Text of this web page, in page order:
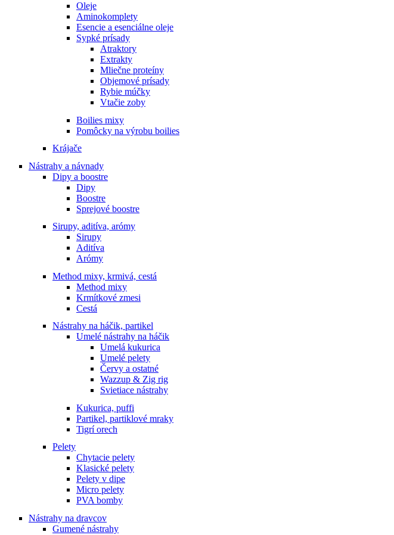
Oleje
Aminokomplety
Esencie a esenciálne oleje
Sypké prísady
Atraktory
Extrakty
Mliečne proteíny
Objemové prísady
Rybie múčky
Vtačie zoby
Boilies mixy
Pomôcky na výrobu boilies
Krájače
Nástrahy a návnady
Dipy a boostre
Dipy
Boostre
Sprejové boostre
Sirupy, aditíva, arómy
Sirupy
Aditíva
Arómy
Method mixy, krmivá, cestá
Method mixy
Krmítkové zmesi
Cestá
Nástrahy na háčik, partikel
Umelé nástrahy na háčik
Umelá kukurica
Umelé pelety
Červy a ostatné
Wazzup & Zig rig
Svietiace nástrahy
Kukurica, puffi
Partikel, partiklové mraky
Tigrí orech
Pelety
Chytacie pelety
Klasické pelety
Pelety v dipe
Micro pelety
PVA bomby
Nástrahy na dravcov
Gumené nástrahy